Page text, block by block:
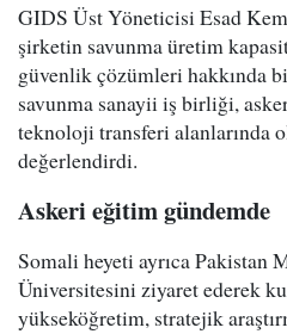
GIDS Üst Yöneticisi Esad
şirketin savunma üretim
güvenlik çözümleri hakkında
savunma sanayii iş birliği,
teknoloji transferi alanlarında
değerlendirdi.
Askeri eğitim gündemde
Somali heyeti ayrıca Pakistan
Üniversitesini ziyaret ederek
yükseköğretim, stratejik